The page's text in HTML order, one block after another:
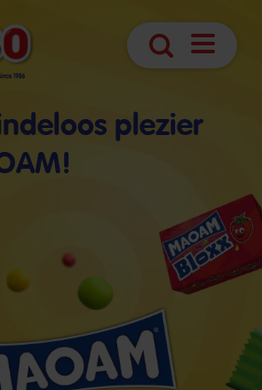
Zoek
Navigatie
plezier